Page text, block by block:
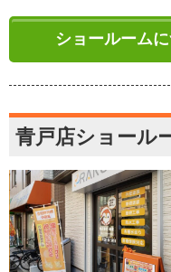
ショールーム
青戸店ショール